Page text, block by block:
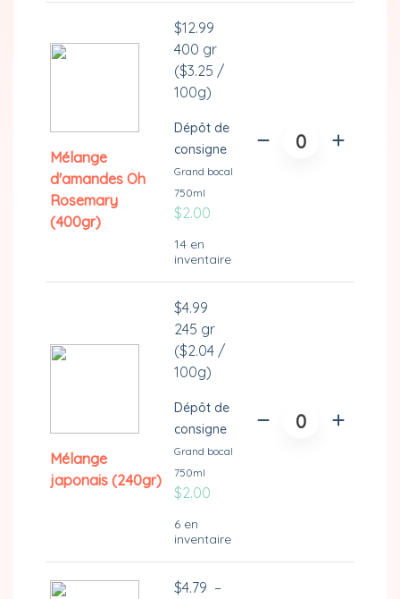
être
Mélange
d'amandes Oh
Rosemary
(400gr)
$12.99
400 gr
($3.25 /
100g)
Dépôt de
consigne
Grand bocal
750ml
$2.00
14 en
inventaire
quantité
Mélange
japonais (240gr)
$4.99
245 gr
($2.04 /
100g)
Dépôt de
consigne
Grand bocal
750ml
$2.00
6 en
inventaire
quantité
$4.79 –